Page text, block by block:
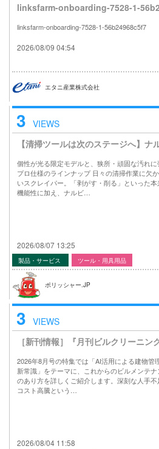
linksfarm-onboarding-7528-1-
linksfarm-onboarding-7528-1-56b24968c5f7
2026/08/09 04:54
エタニ産業株式会社
3 VIEWS
【清掃ツールは次のステージへ】ナ
個性が光る限定モデルと、狭所・頑固な汚れに
プロ仕様のラインナップ 日々の清掃作業に欠
いスクレイパー。「剥がす・削る」といった本
機能性に加え、ナルビ…
2026/08/07 13:25
製品・サービス ツール・用具用品
ポリッシャー.JP
3 VIEWS
［新刊情報］『月刊ビルクリーニ
2026年8月号の特集では「AI活用による建物管
新常識」をテーマに、これからのビルメンテナ
のあり方を詳しくご紹介します。深刻な人手不
コスト高騰という…
2026/08/04 11:58